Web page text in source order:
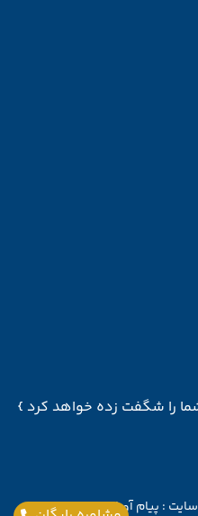
را شگفت زده خواهد کرد }
: پیام آوران پارسیان